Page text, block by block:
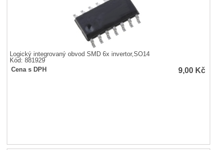
Logický integrovaný obvod SMD 6x invertor,SO14
Kód: 881929
Cena s DPH
9,00 Kč